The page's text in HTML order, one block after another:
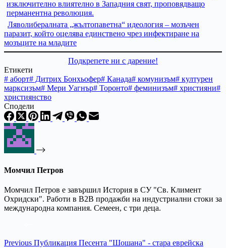
Ляволибералната „жълтопаветна“ идеология – мозъчен
паразит, който оцелява единствено чрез инфектиране на
мозъците на младите
Подкрепете ни с дарение!
Етикети
# аборт# Дитрих Бонхьофер# Канада# комунизъм# културен
марксизъм# Мери Уагнър# Торонто# феминизъм# християни#
християнство
Сподели
Момчил Петров
Момчил Петров е завършил История в СУ "Св. Климент
Охридски". Работи в B2B продажби на индустриални стоки за
международна компания. Семеен, с три деца.
Previous Публикация Песента "Шошана" - стара еврейска